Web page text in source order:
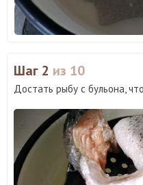
Шаг 2 из 10
Достать рыбу с бульона,